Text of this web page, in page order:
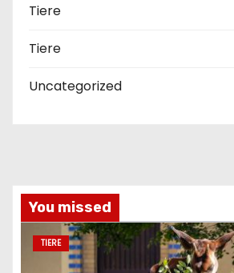
Tiere
Tiere
Uncategorized
You missed
TIERE